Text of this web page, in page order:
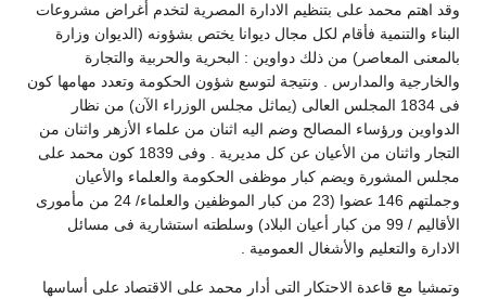
وقد اهتم محمد على بتنظيم الادارة المصرية لتخدم أغراض مشروعات
البناء والتنمية فأقام لكل مجال ديوانا يختص بشؤونه (الديوان وزارة
بالمعنى المعاصر) من ذلك دواوين : البحرية والحربية والتجارة
والخارجية والمدارس . ونتيجة لتوسع شؤون الحكومة وتعدد مهامها كون
فى 1834 المجلس العالى (يماثل مجلس الوزراء الآن) من نظار
الدواوين ورؤساء المصالح وضم اليه اثنان من علماء الأزهر واثنان من
التجار واثنان من الأعيان عن كل مديرية . وفى 1839 كون محمد على
مجلس المشورة ويضم كبار موظفى الحكومة والعلماء والأعيان
وجملتهم 146 عضوا (23 من كبار الموظفين والعلماء/ 24 من مأمورى
الأقاليم / 99 من كبار أعيان البلاد) وسلطته استشارية فى مسائل
الادارة والتعليم والأشغال العمومية .
وتمشيا مع قاعدة الاحتكار التى أدار محمد على الاقتصاد على أساسها